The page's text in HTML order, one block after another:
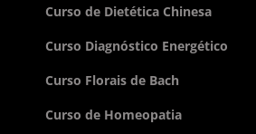
Curso de Dietética Chinesa
Curso Diagnóstico Energético
Curso Florais de Bach
Curso de Homeopatia